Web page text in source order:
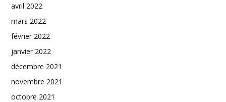
avril 2022
mars 2022
février 2022
janvier 2022
décembre 2021
novembre 2021
octobre 2021